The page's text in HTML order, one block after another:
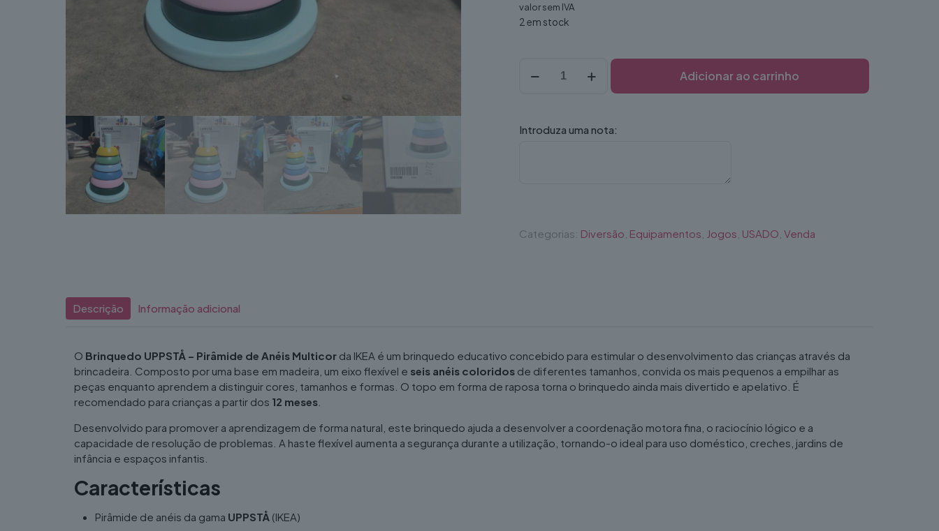
valor sem IVA
2 em stock
de
–
Adicionar ao carrinho
Introduza uma nota:
Categorias: Diversão Equipamentos Jogos USADO Venda
Descrição Informação adicional
O Brinquedo UPPSTÅ – Pirâmide de Anéis Multicorda IKEA é um brinquedo educativo concebido para estimular o desenvolvimento das crianças através da
brincadeira. Composto por uma base em madeira, um eixo flexível e seis anéis coloridosde diferentes tamanhos, convida os mais pequenos a empilhar as
peças enquanto aprendem a distinguir cores, tamanhos e formas. O topo em forma de raposa torna o brinquedo ainda mais divertido e apelativo. É
recomendado para crianças a partir dos 12 meses.
Desenvolvido para promover a aprendizagem de forma natural, este brinquedo ajuda a desenvolver a coordenação motora fina, o raciocínio lógico e a
capacidade de resolução de problemas. A haste flexível aumenta a segurança durante a utilização, tornando-o ideal para uso doméstico, creches, jardins de
infância e espaços infantis.
Características
Pirâmide de anéis da gama UPPSTÅ(IKEA)